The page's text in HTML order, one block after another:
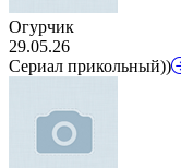
Огурчик
29.05.26
Сериал прикольный))